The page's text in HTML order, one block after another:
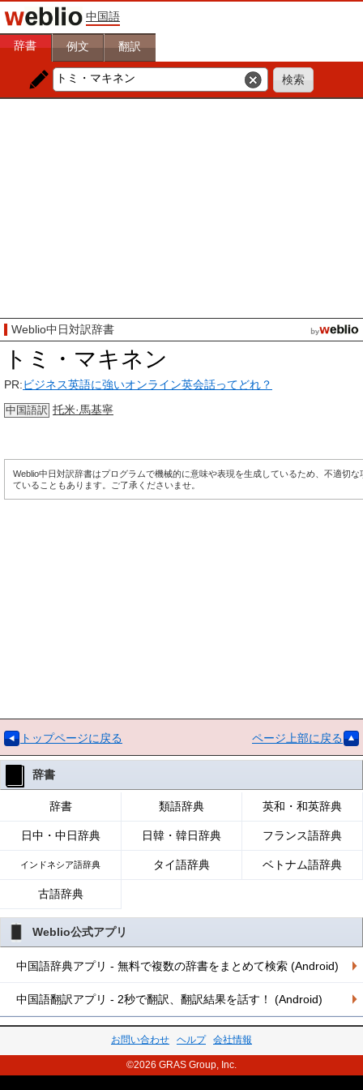
中国語
辞書 例文 翻訳
Weblio中日対訳辞書
トミ・マキネン
PR:ビジネス英語に強いオンライン英会話ってどれ？
中国語訳 托米·馬基寧
Weblio中日対訳辞書はプログラムで機械的に意味や表現を生成しているため、不適切な
ていることもあります。ご了承くださいませ。
トップページに戻る ページ上部に戻る
辞書
辞書 類語辞典 英和・和英辞典
日中・中日辞典 日韓・韓日辞典 フランス語辞典
インドネシア語辞典 タイ語辞典 ベトナム語辞典
古語辞典
Weblio公式アプリ
中国語辞典アプリ - 無料で複数の辞書をまとめて検索 (Android)
中国語翻訳アプリ - 2秒で翻訳、翻訳結果を話す！ (Android)
お問い合わせ ヘルプ 会社情報
©2026 GRAS Group, Inc.